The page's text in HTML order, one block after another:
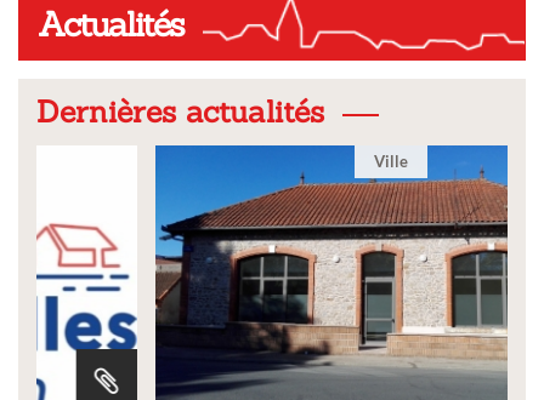
Actualités
Dernières actualités